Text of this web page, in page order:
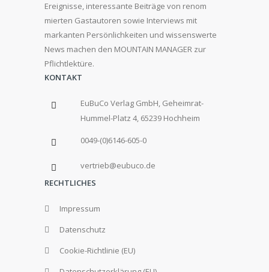
Ereignisse, interessante Beiträge von renom
mierten Gastautoren sowie Interviews mit
markanten Persönlichkeiten und wissenswerte
News machen den MOUNTAIN MANAGER zur
Pflichtlektüre.
KONTAKT
EuBuCo Verlag GmbH, Geheimrat-
Hummel-Platz 4, 65239 Hochheim
0049-(0)6146-605-0
vertrieb@eubuco.de
RECHTLICHES
Impressum
Datenschutz
Cookie-Richtlinie (EU)